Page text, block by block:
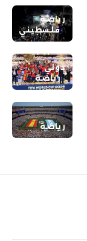
رياضة
فلسطيني
دولي
رياضة
رياضة